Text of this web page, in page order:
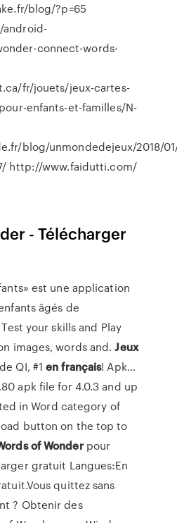
blog/?p=65
connect-words-
fr/jouets/jeux-cartes-
enfants-et-familles/N-
blog/unmondedejeux/2018/
http://www.faidutti.com/
- Télécharger
est une application
âgés de
your skills and Play
images, words and.Jeux
QI, #1en français! Apk…
apk file for 4.0.3 and up
in Word category of
button on the top to
ofWonderpour
gratuit Langues:En
quittez sans
? Obtenir des